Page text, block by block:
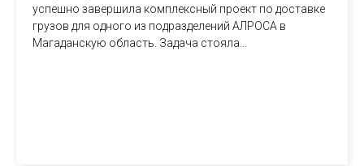
успешно завершила комплексный проект по доставке
грузов для одного из подразделений АЛРОСА в
Магаданскую область. Задача стояла...